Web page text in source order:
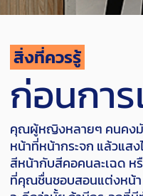
สิ่งที่ควรรู้
ก่อนกา
คุณผู้หญิงหลายๆ คนคงมั
หน้าที่หน้ากระจก แล้วแสง
สีหน้ากับสีคอคนละเฉด
ที่คุณชื่นชอบสอนแต่งหน้